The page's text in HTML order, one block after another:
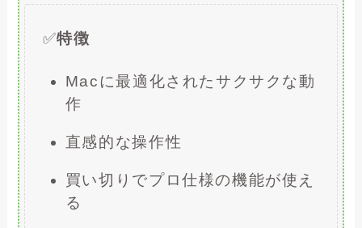
✅特徴
Macに最適化されたサクサクな動
作
直感的な操作性
買い切りでプロ仕様の機能が使え
る